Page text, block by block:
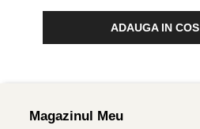
ADAUGA IN COS
Magazinul Meu